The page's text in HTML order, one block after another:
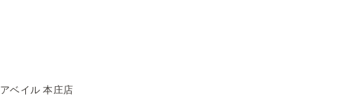
アベイル 本庄店